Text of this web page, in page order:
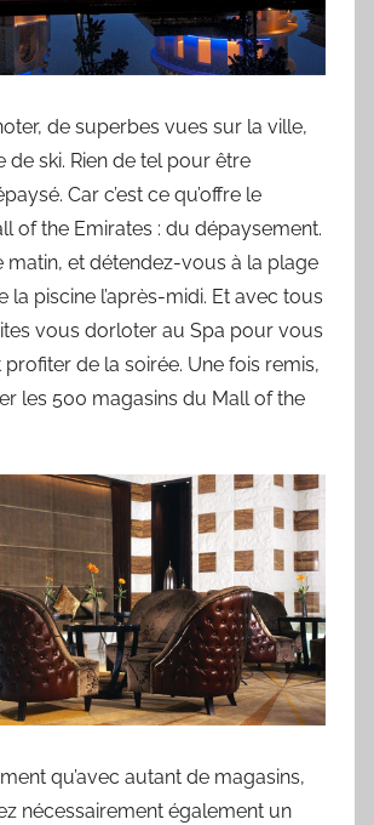
de superbes vues sur la ville,
de ski. Rien de tel pour être
Car c’est ce qu’offre le
of the Emirates : du dépaysement.
matin, et détendez-vous à la plage
la piscine l’après-midi. Et avec tous
vous dorloter au Spa pour vous
de la soirée. Une fois remis,
les 500 magasins du Mall of the
qu’avec autant de magasins,
nécessairement également un